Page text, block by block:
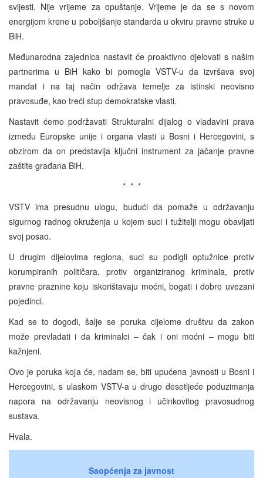
svijesti. Nije vrijeme za opuštanje. Vrijeme je da se s novom
energijom krene u poboljšanje standarda u okviru pravne struke u
BiH.
Međunarodna zajednica nastavit će proaktivno djelovati s našim
partnerima u BiH kako bi pomogla VSTV-u da izvršava svoj
mandat i na taj način održava temelje za istinski neovisno
pravosuđe, kao treći stup demokratske vlasti.
Nastavit ćemo podržavati Strukturalni dijalog o vladavini prava
između Europske unije i organa vlasti u Bosni i Hercegovini, s
obzirom da on predstavlja ključni instrument za jačanje pravne
zaštite građana BiH.
* * *
VSTV ima presudnu ulogu, budući da pomaže u održavanju
sigurnog radnog okruženja u kojem suci i tužitelji mogu obavljati
svoj posao.
U drugim dijelovima regiona, suci su podigli optužnice protiv
korumpiranih političara, protiv organiziranog kriminala, protiv
pravne praznine koju iskorištavaju moćni, bogati i dobro uvezani
pojedinci.
Kad se to dogodi, šalje se poruka cijelome društvu da zakon
može prevladati i da kriminalci – čak i oni moćni – mogu biti
kažnjeni.
Ovo je poruka koja će, nadam se, biti upućena javnosti u Bosni i
Hercegovini, s ulaskom VSTV-a u drugo desetljeće poduzimanja
napora na održavanju neovisnog i učinkovitog pravosudnog
sustava.
Hvala.
Saopćenja za javnost